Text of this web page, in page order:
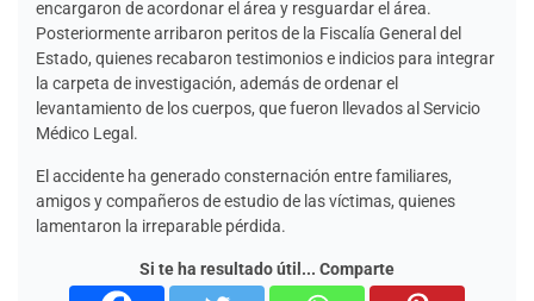
encargaron de acordonar el área y resguardar el área.
Posteriormente arribaron peritos de la Fiscalía General del
Estado, quienes recabaron testimonios e indicios para integrar
la carpeta de investigación, además de ordenar el
levantamiento de los cuerpos, que fueron llevados al Servicio
Médico Legal.
El accidente ha generado consternación entre familiares,
amigos y compañeros de estudio de las víctimas, quienes
lamentaron la irreparable pérdida.
Si te ha resultado útil... Comparte